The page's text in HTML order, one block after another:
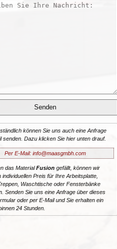
können Sie uns auch eine Anfrage
senden. Dazu klicken Sie hier unten drauf.
Per E-Mail: info@maasgmbh.com
das MaterialFusiongefällt, können wir
individuellen Preis für Ihre Arbeitsplatte,
Waschtische oder Fensterbänke
Senden Sie uns eine Anfrage über dieses
oder per E-Mail und Sie erhalten ein
24 Stunden.